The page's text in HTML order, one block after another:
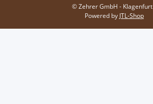
© Zehrer GmbH - Klagenfurt
Powered by JTL-Shop